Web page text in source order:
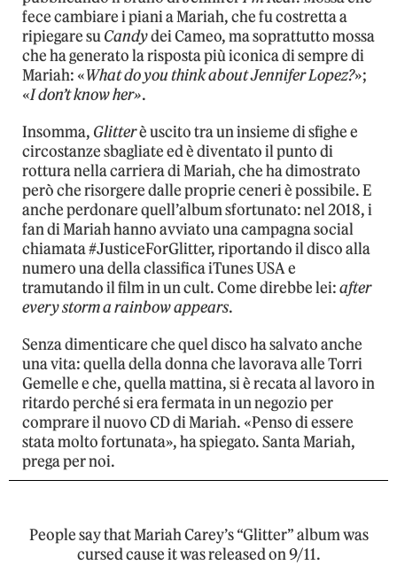
fece cambiare i piani a Mariah, che fu costretta a
ripiegare suCandydei Cameo, ma soprattutto mossa
che ha generato la risposta più iconica di sempre di
Mariah: «What do you think about JenniferLopez?»;
«I don’t know her».
Insomma, Glitterè uscito tra un insieme di sfighe e
circostanze sbagliate ed è diventato il punto di
rottura nella carriera di Mariah, che ha dimostrato
però che risorgere dalle proprie ceneri è possibile. E
anche perdonare quell’album sfortunato: nel 2018, i
fan di Mariah hanno avviato una campagna social
chiamata #JusticeForGlitter, riportando il disco alla
numero una della classifica iTunes USA e
tramutando il film in un cult. Come direbbe lei:after
every storm a rainbow appears.
Senza dimenticare che quel disco ha salvato anche
una vita: quella della donna che lavorava alle Torri
Gemelle e che, quella mattina, si è recata al lavoro in
ritardo perché si era fermata in un negozio per
comprare il nuovo CD di Mariah. «Penso di essere
stata molto fortunata», ha spiegato. Santa Mariah,
prega per noi.
People say that Mariah Carey’s “Glitter” album was
cursed cause it was released on 9/11.